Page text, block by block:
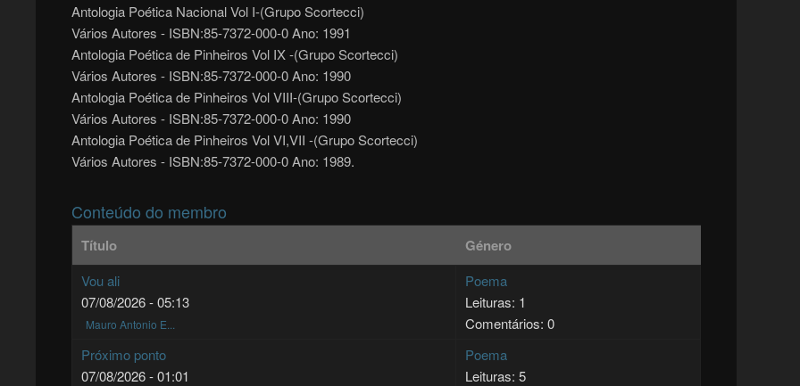
Antologia Poética Nacional Vol I-(Grupo Scortecci)
Vários Autores - ISBN:85-7372-000-0 Ano: 1991
Antologia Poética de Pinheiros Vol IX -(Grupo Scortecci)
Vários Autores - ISBN:85-7372-000-0 Ano: 1990
Antologia Poética de Pinheiros Vol VIII-(Grupo Scortecci)
Vários Autores - ISBN:85-7372-000-0 Ano: 1990
Antologia Poética de Pinheiros Vol VI,VII -(Grupo Scortecci)
Vários Autores - ISBN:85-7372-000-0 Ano: 1989.
Conteúdo do membro
Título Género
Vou ali
07/08/2026 - 05:13
Mauro Antonio E...
Poema
Leituras: 1
Comentários: 0
Próximo ponto
07/08/2026 - 01:01
Poema
Leituras: 5